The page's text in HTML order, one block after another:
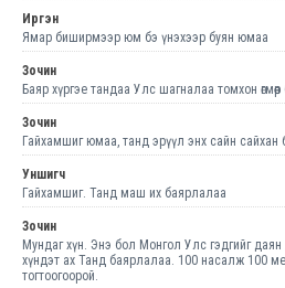
Иргэн
Ямар биширмээр юм бэ үнэхээр буян юмаа
Зочин
Баяр хүргэе тандаа Улс шагналаа томхон
Зочин
Гайхамшиг юмаа, танд эрүүл энх сайн сайхан
Уншигч
Гайхамшиг. Танд маш их баярлалаа
Зочин
Мундаг хүн. Энэ бол Монгол Улс гэдгийг
хүндэт ах Танд баярлалаа. 100 насалж 100
тогтоогоорой.